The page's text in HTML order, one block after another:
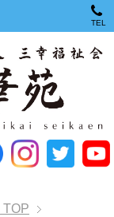
TEL
TOP